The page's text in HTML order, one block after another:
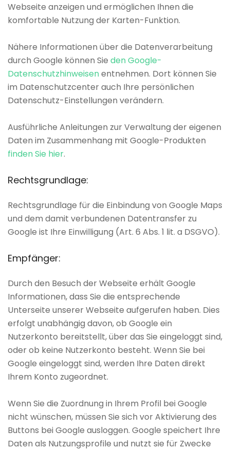
Webseite anzeigen und ermöglichen Ihnen die
komfortable Nutzung der Karten-Funktion.
Nähere Informationen über die Datenverarbeitung
durch Google können Sie den Google-
Datenschutzhinweisenentnehmen. Dort können Sie
im Datenschutzcenter auch Ihre persönlichen
Datenschutz-Einstellungen verändern.
Ausführliche Anleitungen zur Verwaltung der eigenen
Daten im Zusammenhang mit Google-Produkten
finden Sie hier.
Rechtsgrundlage:
Rechtsgrundlage für die Einbindung von Google Maps
und dem damit verbundenen Datentransfer zu
Google ist Ihre Einwilligung (Art. 6 Abs. 1 lit. a DSGVO).
Empfänger:
Durch den Besuch der Webseite erhält Google
Informationen, dass Sie die entsprechende
Unterseite unserer Webseite aufgerufen haben. Dies
erfolgt unabhängig davon, ob Google ein
Nutzerkonto bereitstellt, über das Sie eingeloggt sind,
oder ob keine Nutzerkonto besteht. Wenn Sie bei
Google eingeloggt sind, werden Ihre Daten direkt
Ihrem Konto zugeordnet.
Wenn Sie die Zuordnung in Ihrem Profil bei Google
nicht wünschen, müssen Sie sich vor Aktivierung des
Buttons bei Google ausloggen. Google speichert Ihre
Daten als Nutzungsprofile und nutzt sie für Zwecke